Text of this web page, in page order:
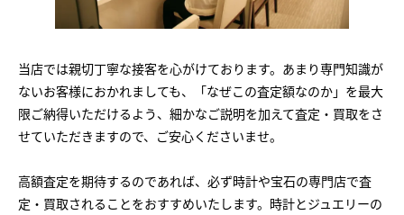
当店では親切丁寧な接客を心がけております。あまり専門知識が
ないお客様におかれましても、「なぜこの査定額なのか」を最大
限ご納得いただけるよう、細かなご説明を加えて査定・買取をさ
せていただきますので、ご安心くださいませ。
高額査定を期待するのであれば、必ず時計や宝石の専門店で査
定・買取されることをおすすめいたします。時計とジュエリーの